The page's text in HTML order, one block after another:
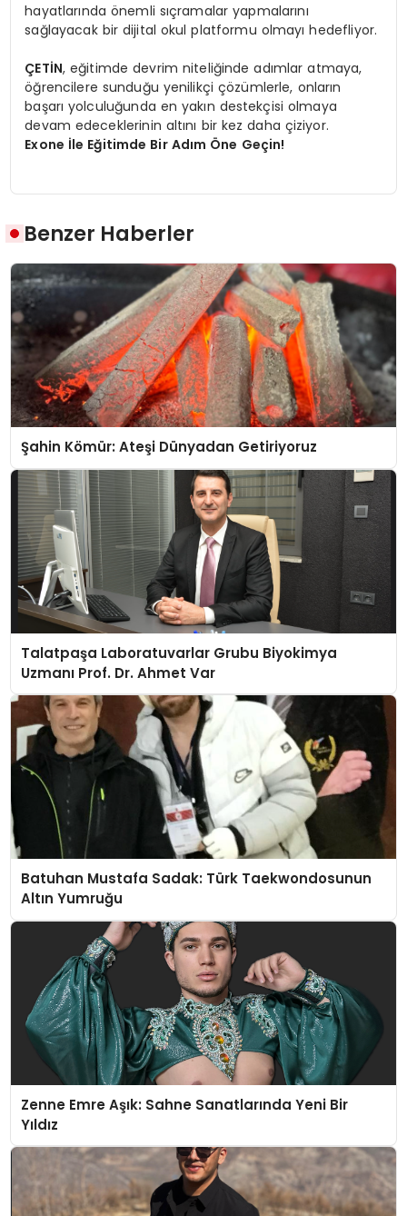
hayatlarında önemli sıçramalar yapmalarını
sağlayacak bir dijital okul platformu olmayı hedefliyor.
ÇETİN, eğitimde devrim niteliğinde adımlar atmaya,
öğrencilere sunduğu yenilikçi çözümlerle, onların
başarı yolculuğunda en yakın destekçisi olmaya
devam edeceklerinin altını bir kez daha çiziyor.
Exone İle Eğitimde Bir Adım Öne Geçin!
Benzer Haberler
Şahin Kömür: Ateşi Dünyadan Getiriyoruz
Talatpaşa Laboratuvarlar Grubu Biyokimya
Uzmanı Prof. Dr. Ahmet Var
Batuhan Mustafa Sadak: Türk Taekwondosunun
Altın Yumruğu
Zenne Emre Aşık: Sahne Sanatlarında Yeni Bir
Yıldız